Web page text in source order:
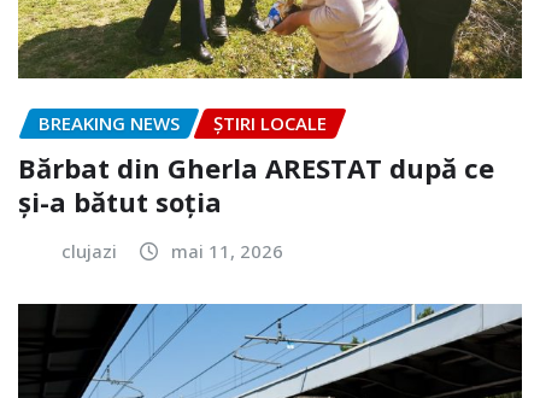
BREAKING NEWS ȘTIRI LOCALE
Bărbat din Gherla ARESTAT după ce
și-a bătut soția
clujazi mai 11, 2026